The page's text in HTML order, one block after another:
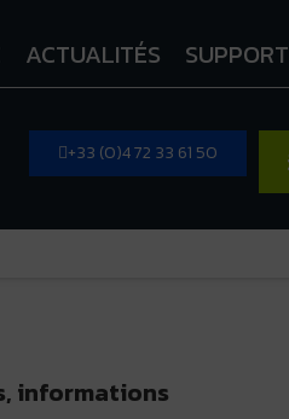
ACTUALITÉS SUPPORT
+33 (0)4 72 33 61 50
informations